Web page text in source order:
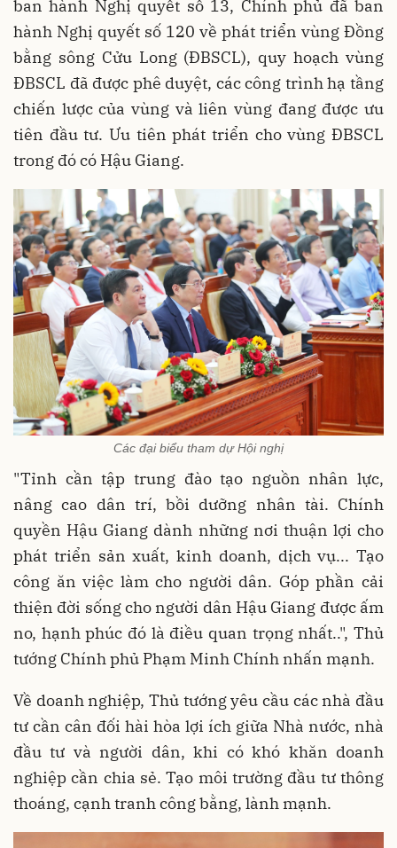
ban hành Nghị quyết số 13, Chính phủ đã ban
hành Nghị quyết số 120 về phát triển vùng Đồng
bằng sông Cửu Long (ĐBSCL), quy hoạch vùng
ĐBSCL đã được phê duyệt, các công trình hạ tầng
chiến lược của vùng và liên vùng đang được ưu
tiên đầu tư. Ưu tiên phát triển cho vùng ĐBSCL
trong đó có Hậu Giang.
Các đại biểu tham dự Hội nghị
"Tỉnh cần tập trung đào tạo nguồn nhân lực,
nâng cao dân trí, bồi dưỡng nhân tài. Chính
quyền Hậu Giang dành những nơi thuận lợi cho
phát triển sản xuất, kinh doanh, dịch vụ... Tạo
công ăn việc làm cho người dân. Góp phần cải
thiện đời sống cho người dân Hậu Giang được ấm
no, hạnh phúc đó là điều quan trọng nhất..", Thủ
tướng Chính phủ Phạm Minh Chính nhấn mạnh.
Về doanh nghiệp, Thủ tướng yêu cầu các nhà đầu
tư cần cân đối hài hòa lợi ích giữa Nhà nước, nhà
đầu tư và người dân, khi có khó khăn doanh
nghiệp cần chia sẻ. Tạo môi trường đầu tư thông
thoáng, cạnh tranh công bằng, lành mạnh.